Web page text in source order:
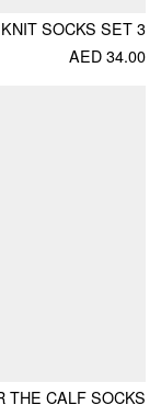
AED 34.00